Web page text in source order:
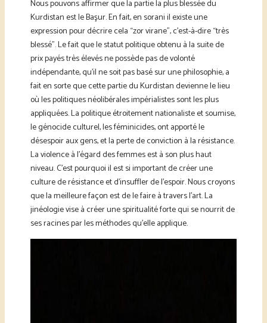
Nous pouvons affirmer que la partie la plus blessée du
Kurdistan est le Başur. En fait, en sorani il existe une
expression pour décrire cela “zor virane”, c’est-à-dire “très
blessé”. Le fait que le statut politique obtenu à la suite de
prix payés très élevés ne possède pas de volonté
indépendante, qu’il ne soit pas basé sur une philosophie, a
fait en sorte que cette partie du Kurdistan devienne le lieu
où les politiques néolibérales impérialistes sont les plus
appliquées. La politique étroitement nationaliste et soumise,
le génocide culturel, les féminicides, ont apporté le
désespoir aux gens, et la perte de conviction à la résistance.
La violence à l’égard des femmes est à son plus haut
niveau. C’est pourquoi il est si important de créer une
culture de résistance et d’insuffler de l’espoir. Nous croyons
que la meilleure façon est de le faire à travers l’art. La
jinéologie vise à créer une spiritualité forte qui se nourrit de
ses racines par les méthodes qu’elle applique.